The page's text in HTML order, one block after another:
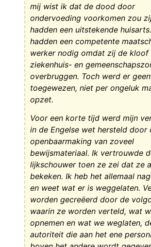
mij wist ik dat de dood door
ondervoeding voorkomen zou
hadden een uitstekende
hadden een competente
werker nodig omdat zij de kloof
ziekenhuis- en
overbruggen. Toch werd er geen
toegewezen, niet per ongeluk
opzet.
Voor een korte tijd werd mijn
in de Engelse wet hersteld door
openbaarmaking van zoveel
bewijsmateriaal. Ik vertrouwde
lijkschouwer toen ze zei dat ze
bekeken. Ik heb het allemaal
en weet wat er is weggelaten.
worden gecreëerd door de
waarin ze worden verteld, wat
opnemen en wat we weglaten,
autoriteit die aan het ene